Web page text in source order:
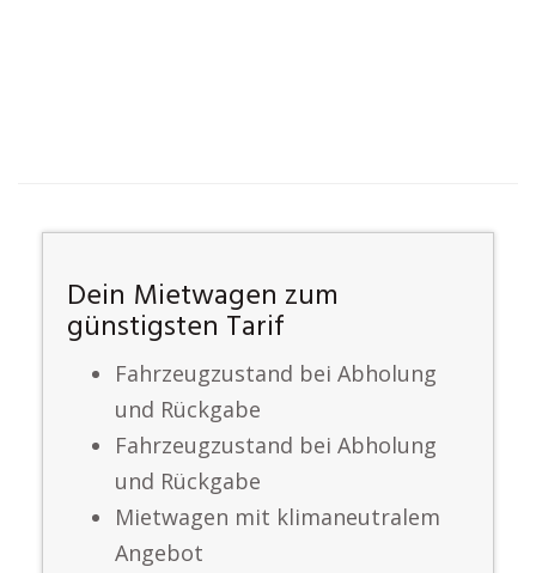
Dein Mietwagen zum
günstigsten Tarif
Fahrzeugzustand bei Abholung
und Rückgabe
Fahrzeugzustand bei Abholung
und Rückgabe
Mietwagen mit klimaneutralem
Angebot